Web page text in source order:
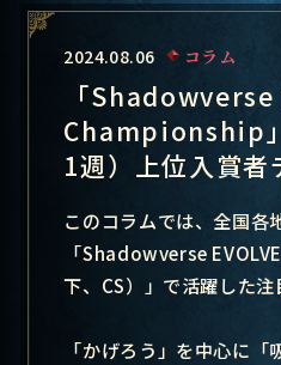
2024.08.06 コラム
「Shadowverse
Championship
1週）上位入賞者
このコラムでは、全国各
「Shadowverse
下、CS）」で活躍した注
「かげろう」を中心に